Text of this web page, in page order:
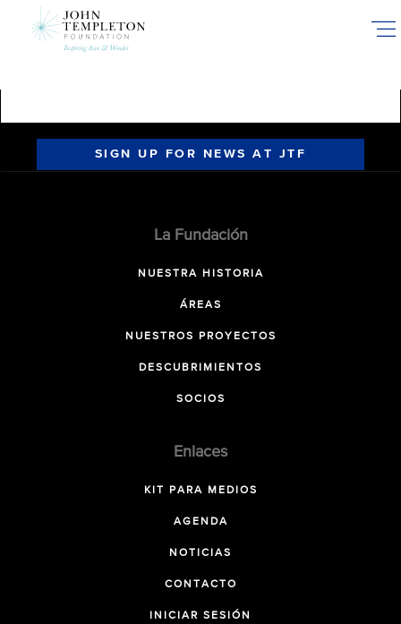
SIGN UP FOR NEWS AT JTF
La Fundación
NUESTRA HISTORIA
ÁREAS
NUESTROS PROYECTOS
DESCUBRIMIENTOS
SOCIOS
Enlaces
KIT PARA MEDIOS
AGENDA
NOTICIAS
CONTACTO
INICIAR SESIÓN